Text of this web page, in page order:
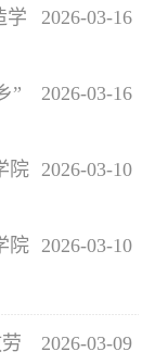
2026-03-16
学
2026-03-16
”
2026-03-10
院
2026-03-10
院
2026-03-09